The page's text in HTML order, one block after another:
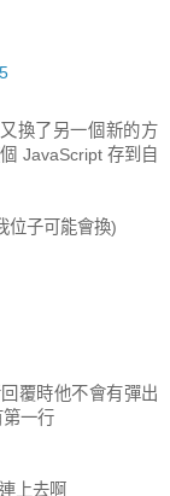
換了另一個新的方
JavaScript 存到自
位子可能會換)
覆時他不會有彈出
一行
上去啊